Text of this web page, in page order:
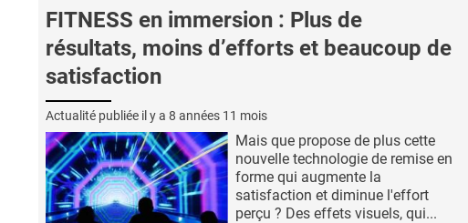
FITNESS en immersion : Plus de
résultats, moins d’efforts et beaucoup de
satisfaction
Actualité publiée il y a 8 années 11 mois
Mais que propose de plus cette
nouvelle technologie de remise en
forme qui augmente la
satisfaction et diminue l'effort
perçu ? Des effets visuels, qui...